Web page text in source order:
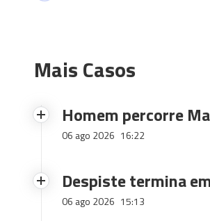
Mais Casos
Homem percorre
06 ago 2026 16:22
Despiste termina
06 ago 2026 15:13